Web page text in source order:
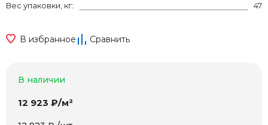
Вес упаковки, кг:
47
В избранное Сравнить
В наличии
12 923 ₽/м²